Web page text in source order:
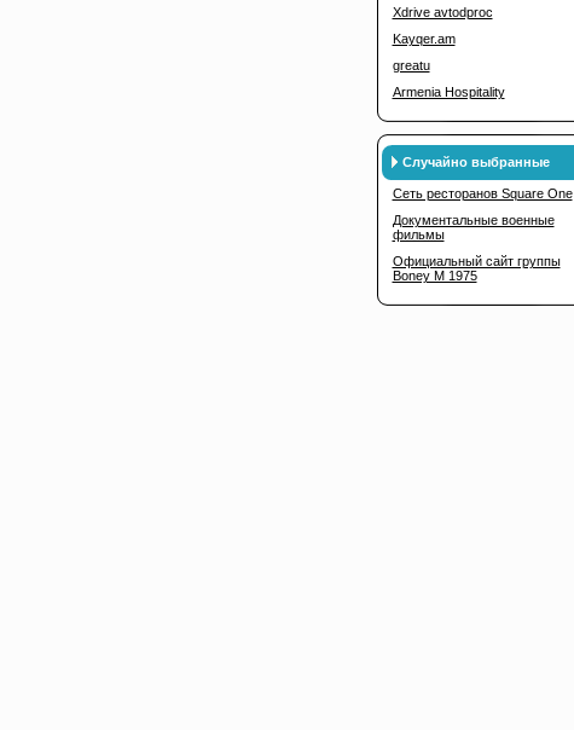
Xdrive avtodproc
Kayqer.am
greatu
Armenia Hospitality
Случайно выбранные
Сеть ресторанов Square One
Документальные военные
фильмы
Официальный сайт группы
Boney M 1975